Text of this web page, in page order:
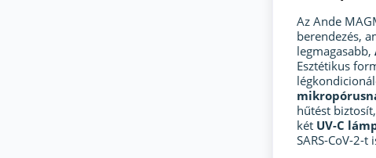
Az Ande
berendezés,
legmagasabb,
Esztétikus
hűtést
két UV-C
SARS-CoV-2-